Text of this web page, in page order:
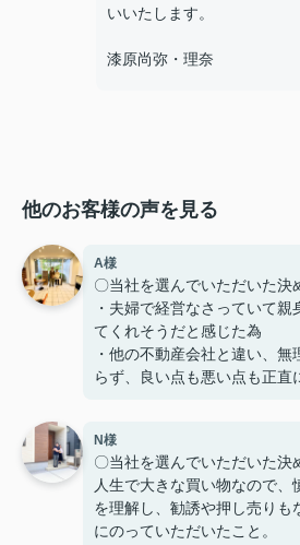
いいたします。
漆原尚弥・理奈
他のお客様の声を見る
A様
〇当社を選んでいただいた決
・夫婦で経営なさっていて
てくれそうだと感じた為
・他の不動産会社と違い、
らず、良い点も悪い点も正直
〇感じたこと、良かった点、
ったことなど
定期的に建築の様子を連絡い
にも迅速に対応してくださり
本当にありがとうございまし
N様
〇当社を選んでいただいた決
人生で大きな買い物なので、
を理解し、勧誘や押し売りも
にのっていただいたこと。